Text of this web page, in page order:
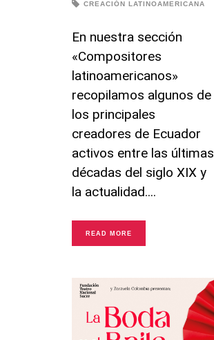
CREACIÓN LATINOAMERICANA
En nuestra sección
«Compositores
latinoamericanos»
recopilamos algunos de
los principales
creadores de Ecuador
activos entre las últimas
décadas del siglo XIX y
la actualidad.
READ MORE